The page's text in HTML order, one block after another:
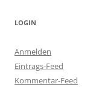
LOGIN
Anmelden
Eintrags-Feed
Kommentar-Feed